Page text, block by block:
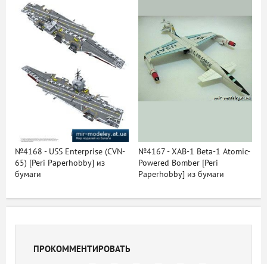
№4168 - USS Enterprise (CVN-
65) [Peri Paperhobby] из
бумаги
№4167 - XAB-1 Beta-1 Atomic-
Powered Bomber [Peri
Paperhobby] из бумаги
ПРОКОММЕНТИРОВАТЬ